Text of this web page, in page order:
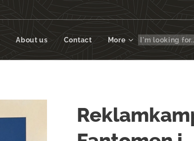
About us Contact More